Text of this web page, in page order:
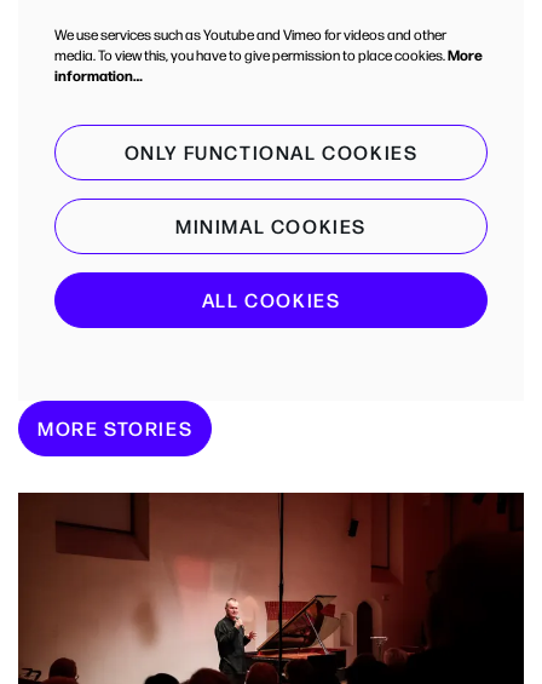
We use services such as Youtube and Vimeo for videos and other
media. To view this, you have to give permission to place cookies.More
information…
ONLY FUNCTIONAL COOKIES
MINIMAL COOKIES
ALL COOKIES
MORE STORIES